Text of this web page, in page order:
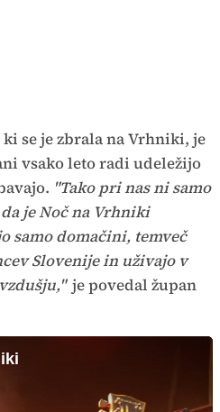
se je zbrala na Vrhniki, je
vsako leto radi udeležijo
"Tako pri nas ni samo
je Noč na Vrhniki
samo domačini, temveč
Slovenije in uživajo v
je povedal župan